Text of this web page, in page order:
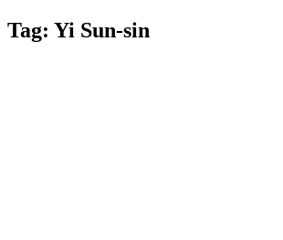
Tag: Yi Sun-sin